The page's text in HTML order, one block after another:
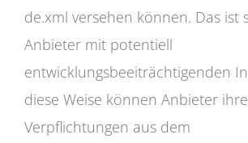
de.xml versehen können. Das ist
Anbieter mit potentiell
entwicklungsbeeiträchtigenden
diese Weise können Anbieter
Verpflichtungen aus dem